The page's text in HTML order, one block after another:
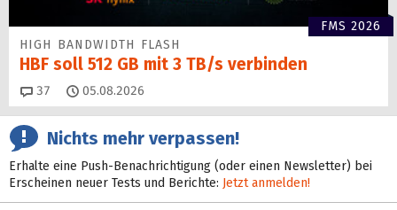
FMS 2026
HIGH BANDWIDTH FLASH
HBF soll 512 GB mit 3 TB/s verbinden
37 Kommentare
05.08.2026
Nichts mehr verpassen!
Erhalte eine Push-Benachrichtigung (oder einen Newsletter) bei
Erscheinen neuer Tests und Berichte: Jetzt anmelden!